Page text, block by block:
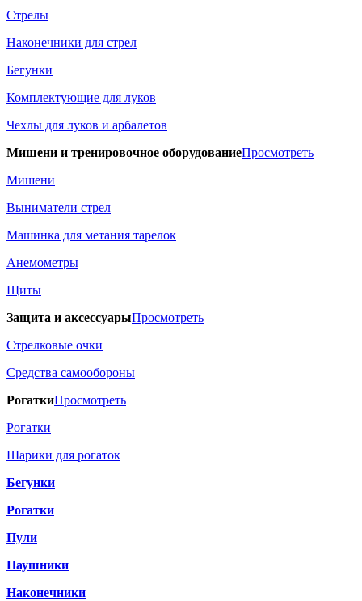
Стрелы
Наконечники для стрел
Бегунки
Комплектующие для луков
Чехлы для луков и арбалетов
Мишени и тренировочное оборудованиеПросмотреть
Мишени
Выниматели стрел
Машинка для метания тарелок
Анемометры
Щиты
Защита и аксессуарыПросмотреть
Стрелковые очки
Средства самообороны
РогаткиПросмотреть
Рогатки
Шарики для рогаток
Бегунки
Рогатки
Пули
Наушники
Наконечники